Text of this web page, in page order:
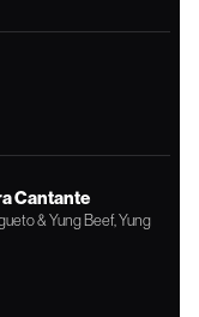
Cantante
& Yung Beef, Yung